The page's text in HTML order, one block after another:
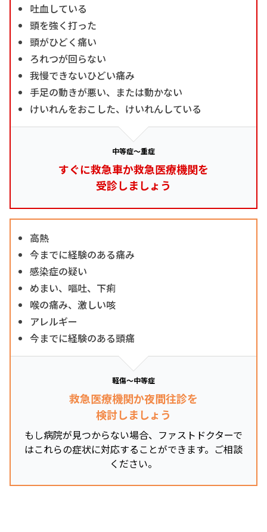
吐血している
頭を強く打った
頭がひどく痛い
ろれつが回らない
我慢できないひどい痛み
手足の動きが悪い、または動かない
けいれんをおこした、けいれんしている
中等症～重症
すぐに救急車か救急医療機関を
受診しましょう
高熱
今までに経験のある痛み
感染症の疑い
めまい、嘔吐、下痢
喉の痛み、激しい咳
アレルギー
今までに経験のある頭痛
軽傷～中等症
救急医療機関か夜間往診を
検討しましょう
もし病院が見つからない場合、ファストドクターで
はこれらの症状に対応することができます。ご相談
ください。